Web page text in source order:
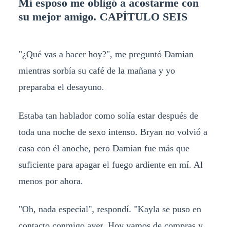
Mi esposo me obligó a acostarme con
su mejor amigo. CAPÍTULO SEIS
"¿Qué vas a hacer hoy?", me preguntó Damian
mientras sorbía su café de la mañana y yo
preparaba el desayuno.
Estaba tan hablador como solía estar después de
toda una noche de sexo intenso. Bryan no volvió a
casa con él anoche, pero Damian fue más que
suficiente para apagar el fuego ardiente en mí. Al
menos por ahora.
"Oh, nada especial", respondí. "Kayla se puso en